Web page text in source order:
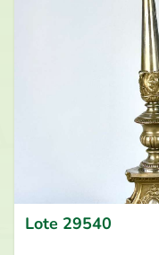
hace 29 días
230.000
hace 29 días
220.000
hace 29 días
210.000
hace 29 días
Lote 29540